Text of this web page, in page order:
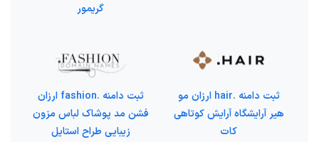
گریمور
ثبت دامنه .hair ارزان مو
هیر آرایشگاه آرایش کوتاهی
کات
ثبت دامنه .fashion ارزان
فشن مد پوشاک لباس مزون
زیبایی طراح استایل